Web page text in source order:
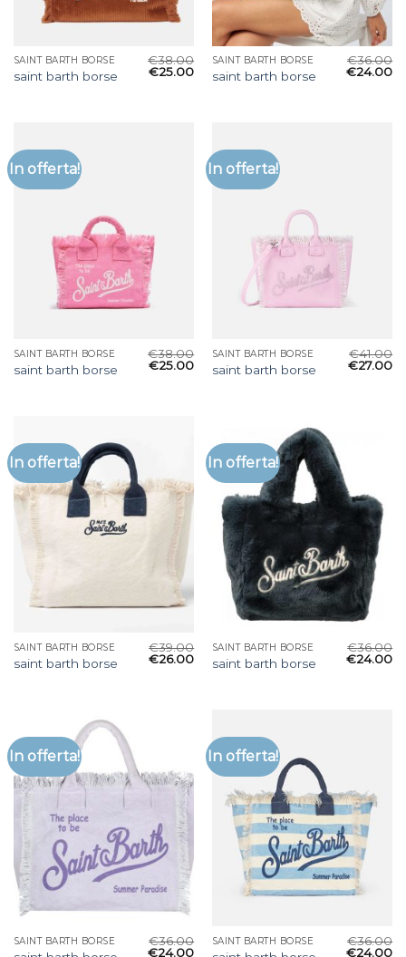
SAINT BARTH BORSE
saint barth borse
€38.00
€25.00
SAINT BARTH BORSE
saint barth borse
€36.00
€24.00
In offerta!
SAINT BARTH BORSE
saint barth borse
€38.00
€25.00
In offerta!
SAINT BARTH BORSE
saint barth borse
€41.00
€27.00
In offerta!
SAINT BARTH BORSE
saint barth borse
€39.00
€26.00
In offerta!
SAINT BARTH BORSE
saint barth borse
€36.00
€24.00
In offerta!
SAINT BARTH BORSE €36.00
€24.00
In offerta!
SAINT BARTH BORSE €36.00
€24.00